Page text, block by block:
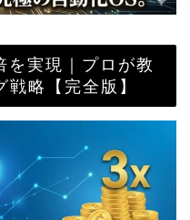
実現｜プロが教
略【完全版】